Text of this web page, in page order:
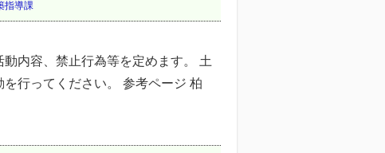
指導課
内容、禁止行為等を定めます。 土
行ってください。 参考ページ 柏